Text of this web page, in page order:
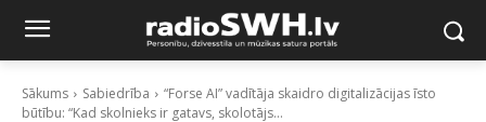
Sākums Sabiedrība
“Forse AI” vadītāja skaidro digitalizācijas īsto
būtību: “Kad skolnieks ir gatavs, skolotājs...